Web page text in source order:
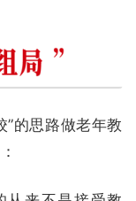
”的思路做老年教